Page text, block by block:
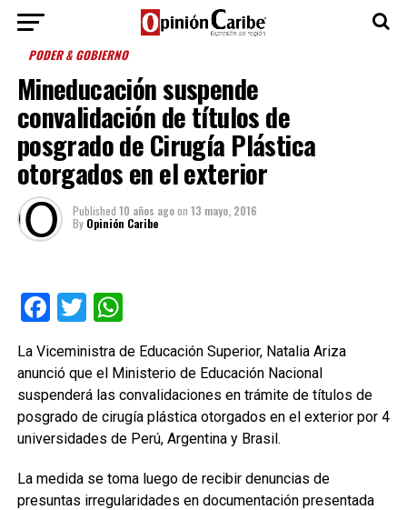
PODER & GOBIERNO
Mineducación suspende
convalidación de títulos de
posgrado de Cirugía Plástica
otorgados en el exterior
Published 10 años agoon 13 mayo, 2016
By Opinión Caribe
Facebook
TwitterWhatsApp
La Viceministra de Educación Superior, Natalia Ariza
anunció que el Ministerio de Educación Nacional
suspenderá las convalidaciones en trámite de títulos de
posgrado de cirugía plástica otorgados en el exterior por 4
universidades de Perú, Argentina y Brasil.
La medida se toma luego de recibir denuncias de
presuntas irregularidades en documentación presentada